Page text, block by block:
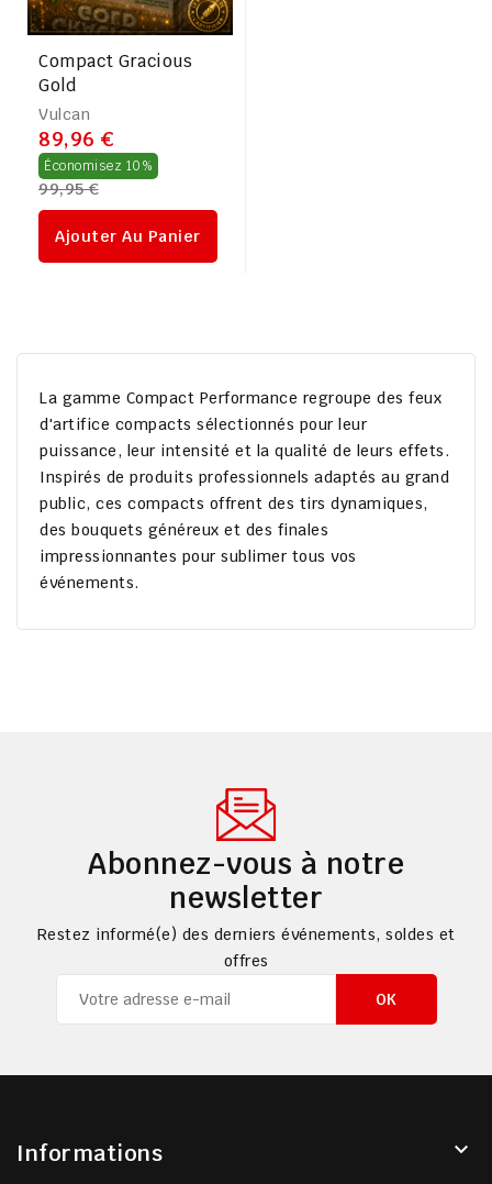
Compact Gracious
Gold
Vulcan
89,96 €
Économisez 10% Prix
régulier
99,95 €
Ajouter Au Panier
La gamme Compact Performance regroupe des feux
d'artifice compacts sélectionnés pour leur
puissance, leur intensité et la qualité de leurs effets.
Inspirés de produits professionnels adaptés au grand
public, ces compacts offrent des tirs dynamiques,
des bouquets généreux et des finales
impressionnantes pour sublimer tous vos
événements.
Abonnez-vous à notre
newsletter
Restez informé(e) des derniers événements, soldes et
offres
Informations 